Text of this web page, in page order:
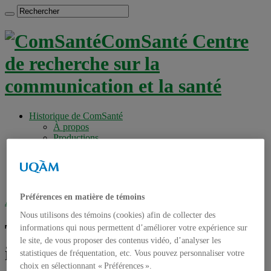
ComSanté Centre
de recherche sur la
communication et la santé
Historique de ComSanté
À propos
Productions
Chercheurs associés
Accueil»Tag archives : pandémie influenza
Tag archives :pandémie
influenza
Préférences en matière de témoins
Nous utilisons des témoins (cookies) afin de collecter des
informations qui nous permettent d’améliorer votre expérience sur
le site, de vous proposer des contenus vidéo, d’analyser les
statistiques de fréquentation, etc. Vous pouvez personnaliser votre
choix en sélectionnant « Préférences ».